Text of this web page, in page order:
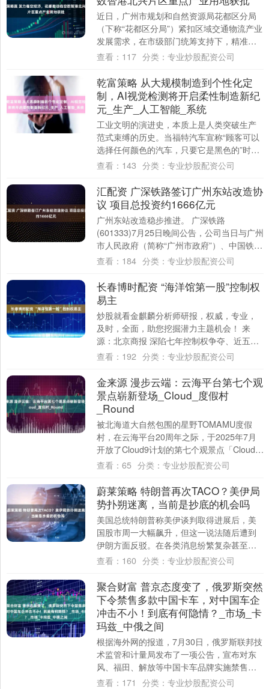
近日，广州市规划和自然资源局花都区分局
（下称“花都区分局”）紧扣区域交通物流产业
发展需求，在市级部门统筹支持下，精准运
用市级财政资金、深化市区协同联动机制，
查看： 117 分类： 专业炒股配资公司
乾富策略 从大规模制造到个性化定
制，AI视觉检测将开启柔性制造新纪
元_生产_人工智能_系统
工业文明的演进史，本质上是人类突破生产
范式束缚的历史。当福特汽车宣称“顾客可以
选择任何颜色的汽车，只要它是黑色的”时，
大规模标准化生产代表了制造业的巅峰成
查看： 143 分类： 专业炒股配资公司
汇配资 广深铁路签订广州东站改造协
议 项目总投资约1666亿元
广州东站改造稳步推进。 广深铁路
(601333)7月25日晚间公告，公司当日与广州
市人民政府（简称“广州市政府”）、中国铁路
广州局集团有限公司（简称“广铁集团”....
查看： 184 分类： 专业炒股配资公司
长春博时配资 “海洋馆第一股”控制权
易主
炒股就看金麒麟分析师研报，权威，专业，
及时，全面，助您挖掘潜力主题机会！ 来
源：北京商报 深陷七年控制权争夺、近五年
亏损额累计超4亿元的“海洋馆第一股”大连圣
查看： 192 分类： 专业炒股配资公司
金来源 漫步云端：云海平台第七个观
景点崭新登场_Cloud_度假村
_Round
被北海道大自然包围的星野TOMAMU度假
村，在云海平台20周年之际，于2025年7月
开放了Cloud9计划的第七个观景点「Cloud
Round」。坐在由彩虹绳....
查看： 65 分类： 专业炒股配资公司
蔚莱策略 特朗普再次TACO？美伊局
势扑朔迷离，当前是抄底的机会吗
美国总统特朗普称美伊谈判取得进展后，美
国股市周一大幅飙升，但这一说法随后遭到
伊朗方面反驳。在各类消息纷繁复杂甚至相
互矛盾，美国军队继续派往中东之际，全球
查看： 160 分类： 专业炒股配资公司
聚合财富 普京态度变了，俄罗斯突然
下令禁售多款中国卡车，对中国车企
冲击不小！到底有何隐情？_市场_卡
玛兹_中俄之间
根据海外网的报道，7月30日，俄罗斯联邦技
术监管和计量局发布了一项公告，宣布对东
风、福田、解放等中国卡车品牌实施禁售。
这些在俄罗斯市场非常受欢迎的卡车因刹车
查看： 171 分类： 专业炒股配资公司